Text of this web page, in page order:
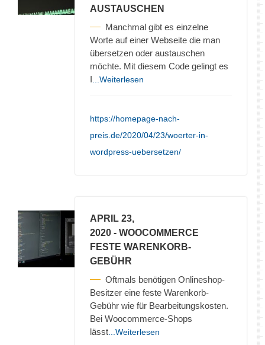
AUSTAUSCHEN
Manchmal gibt es einzelne
Worte auf einer Webseite die man
übersetzen oder austauschen
möchte. Mit diesem Code gelingt es
I ...Weiterlesen
https://homepage-nach-
preis.de/2020/04/23/woerter-in-
wordpress-uebersetzen/
APRIL 23,
2020 - WOOCOMMERCE
FESTE WARENKORB-
GEBÜHR
Oftmals benötigen Onlineshop-
Besitzer eine feste Warenkorb-
Gebühr wie für Bearbeitungskosten.
Bei Woocommerce-Shops
lässt ...Weiterlesen